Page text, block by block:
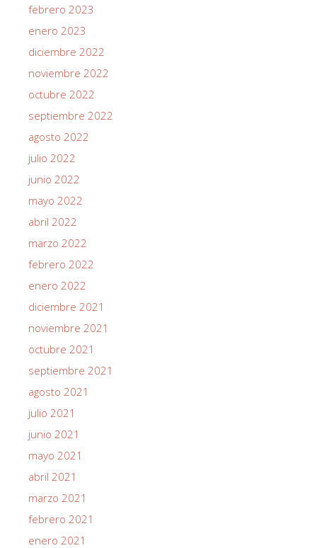
febrero 2023
enero 2023
diciembre 2022
noviembre 2022
octubre 2022
septiembre 2022
agosto 2022
julio 2022
junio 2022
mayo 2022
abril 2022
marzo 2022
febrero 2022
enero 2022
diciembre 2021
noviembre 2021
octubre 2021
septiembre 2021
agosto 2021
julio 2021
junio 2021
mayo 2021
abril 2021
marzo 2021
febrero 2021
enero 2021